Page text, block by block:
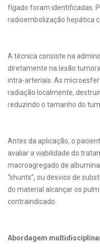
fígado foram identificadas.
radioembolização hepática
A técnica consiste na
diretamente na lesão
intra-arteriais. As
radiação localmente,
reduzindo o tamanho do
Antes da aplicação, o
avaliar a viabilidade do
macroagregado de
“shunts”, ou desvios de
do material alcançar os
contraindicado.
Abordagem